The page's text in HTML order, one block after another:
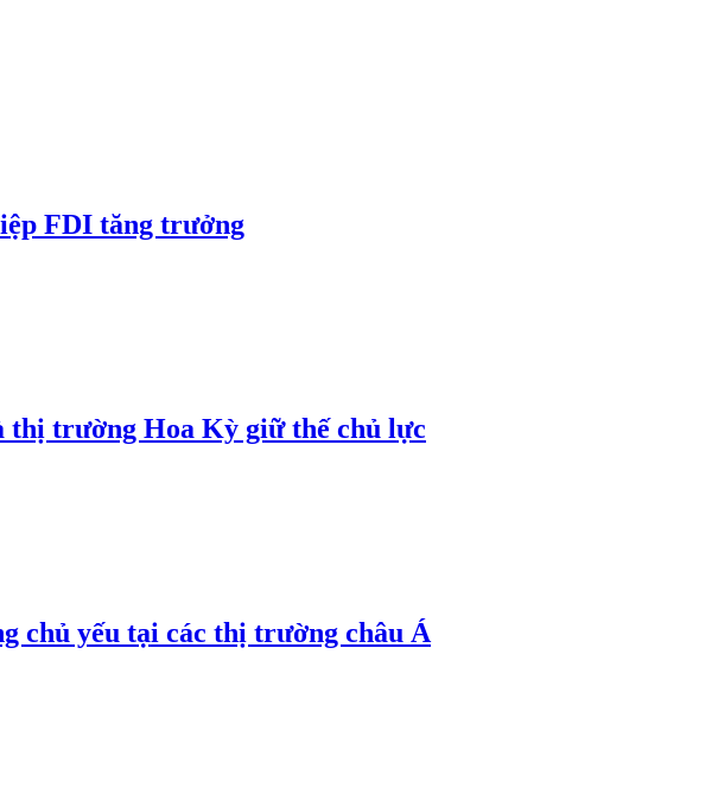
FDI tăng trưởng
thị trường Hoa Kỳ giữ thế chủ lực
chủ yếu tại các thị trường châu Á